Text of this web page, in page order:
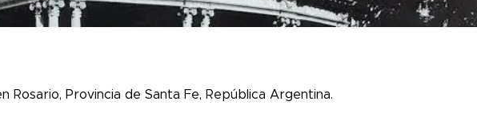
Rosario, Provincia de Santa Fe, República Argentina.